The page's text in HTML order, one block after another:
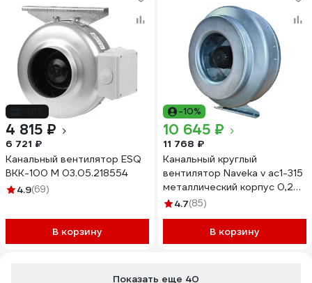
4 815 ₽
6 721 ₽
Канальный вентилятор ESQ
ВКК-100 М 03.05.218554
4.9(69)
В корзину
-10%
10 645 ₽
11 768 ₽
Канальный круглый
вентилятор Naveka v ac1-315
металлический корпус 0,27
квт 1,2а УН-00007745
4.7(85)
В корзину
Показать еще 40